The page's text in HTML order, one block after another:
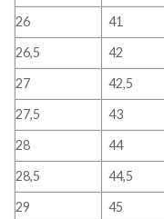
26
41
26,5
42
27
42,5
27,5
43
28
44
28,5
44,5
29
45